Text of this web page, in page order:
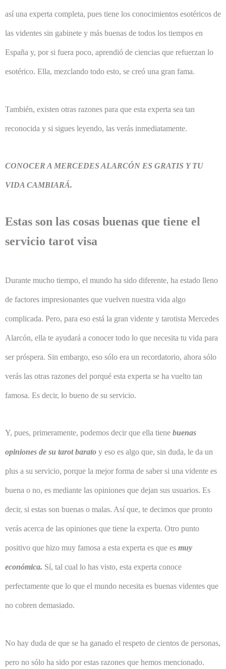
así una experta completa, pues tiene los conocimientos esotéricos de
las videntes sin gabinete y más buenas de todos los tiempos en
España y, por si fuera poco, aprendió de ciencias que refuerzan lo
esotérico. Ella, mezclando todo esto, se creó una gran fama.
También, existen otras razones para que esta experta sea tan
reconocida y si sigues leyendo, las verás inmediatamente.
CONOCER A MERCEDES ALARCÓN ES GRATIS Y TU
VIDA CAMBIARÁ.
Estas son las cosas buenas que tiene el
servicio tarot visa
Durante mucho tiempo, el mundo ha sido diferente, ha estado lleno
de factores impresionantes que vuelven nuestra vida algo
complicada. Pero, para eso está la gran vidente y tarotista Mercedes
Alarcón, ella te ayudará a conocer todo lo que necesita tu vida para
ser próspera. Sin embargo, eso sólo era un recordatorio, ahora sólo
verás las otras razones del porqué esta experta se ha vuelto tan
famosa. Es decir, lo bueno de su servicio.
Y, pues, primeramente, podemos decir que ella tiene buenas
opiniones de su tarot barato y eso es algo que, sin duda, le da un
plus a su servicio, porque la mejor forma de saber si una vidente es
buena o no, es mediante las opiniones que dejan sus usuarios. Es
decir, si estas son buenas o malas. Así que, te decimos que pronto
verás acerca de las opiniones que tiene la experta. Otro punto
positivo que hizo muy famosa a esta experta es que es muy
económica. Sí, tal cual lo has visto, esta experta conoce
perfectamente que lo que el mundo necesita es buenas videntes que
no cobren demasiado.
No hay duda de que se ha ganado el respeto de cientos de personas,
pero no sólo ha sido por estas razones que hemos mencionado.